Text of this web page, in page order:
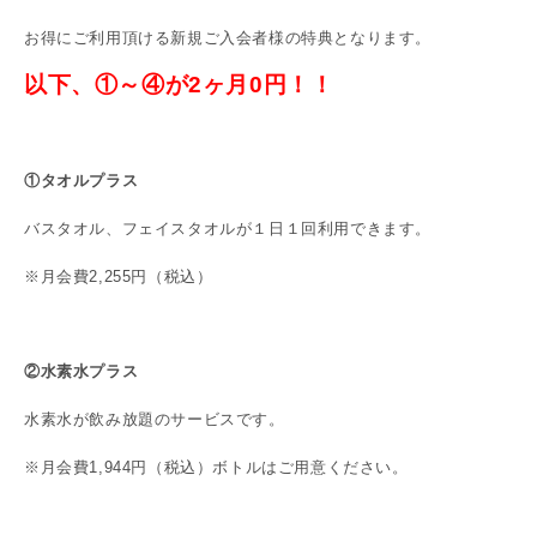
お得にご利用頂ける新規ご入会者様の特典となります。
以下、①～④が2ヶ月0円！！
①タオルプラス
バスタオル、フェイスタオルが１日１回利用できます。
※月会費2,255円（税込）
②水素水プラス
水素水が飲み放題のサービスです。
※月会費1,944円（税込）ボトルはご用意ください。